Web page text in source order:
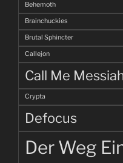
Behemoth
Brainchuckies
Brutal Sphincter
Callejon
Call Me
Crypta
Defocus
Der Weg